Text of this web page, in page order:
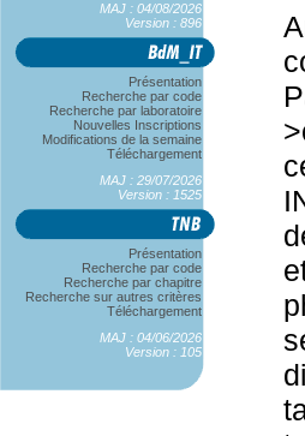
MAJ : 04/08/2026
Version : 896
Présentation
Recherche par code
Recherche par laboratoire
Nouvelles Inscriptions
Modifications de la semaine
Téléchargement
MAJ : 29/07/2026
Version : 1525
Présentation
Recherche par code
Recherche par chapitre
Recherche sur autres critères
Téléchargement
MAJ : 04/06/2026
Version : 105